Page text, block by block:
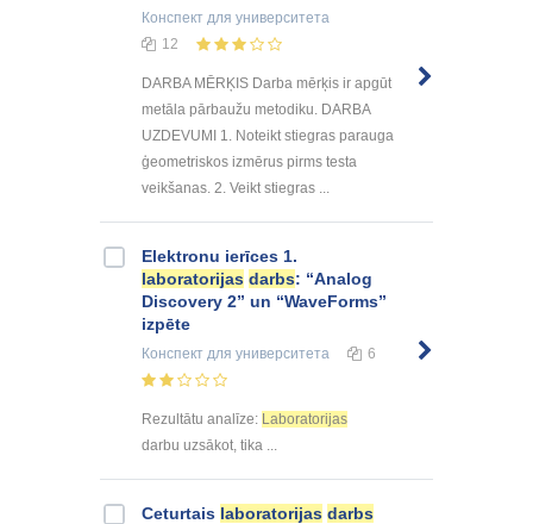
Конспект для университета
12
DARBA MĒRĶIS Darba mērķis ir apgūt
metāla pārbaužu metodiku. DARBA
UZDEVUMI 1. Noteikt stiegras parauga
ģeometriskos izmērus pirms testa
veikšanas. 2. Veikt stiegras ...
Elektronu ierīces 1.
laboratorijas darbs: “Analog
Discovery 2” un “WaveForms”
izpēte
Конспект для университета 6
Rezultātu analīze: Laboratorijas
darbu uzsākot, tika ...
Ceturtais laboratorijas darbs